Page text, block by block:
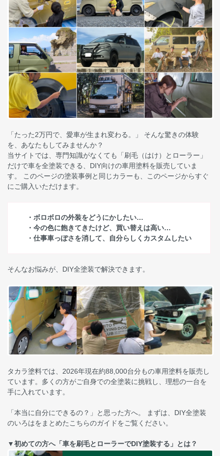
「たった2万円で、愛車が生まれ変わる。」 そんな驚きの体験
を、あなたもしてみませんか？
当サイトでは、専門知識がなくても「刷毛（はけ）とローラー」
だけで車を全塗装できる、DIY向けの車用塗料を販売していま
す。 このページの塗装事例と同じカラーも、このページからすぐ
にご購入いただけます。
・ボロボロの外装をどうにかしたい…
・今の色に飽きてきたけど、買い替えは高い…
・仕事車っぽさを消して、自分らしくカスタムしたい
そんなお悩みが、DIY全塗装で解決できます。
タカラ塗料では、2026年現在約88,000台分もの車用塗料を販売し
ています。多くの方がご自身での全塗装に挑戦し、理想の一台を
手に入れています。
「本当に自分にできるの？」と思った方へ。 まずは、DIY全塗装
のいろはをまとめたこちらのガイドをご覧ください。
▼初めての方へ「車を刷毛とローラーでDIY塗装する」とは？